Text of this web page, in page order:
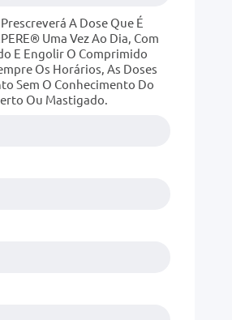
A Dose Que É
Uma Vez Ao Dia, Com
E Engolir O Comprimido
Os Horários, As Doses
Sem O Conhecimento Do
Ou Mastigado.